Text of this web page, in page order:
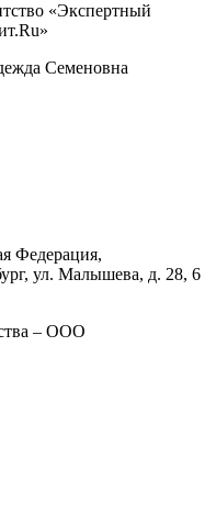
«Экспертный
Семеновна
Федерация,
, ул. Малышева, д. 28, 6
– ООО